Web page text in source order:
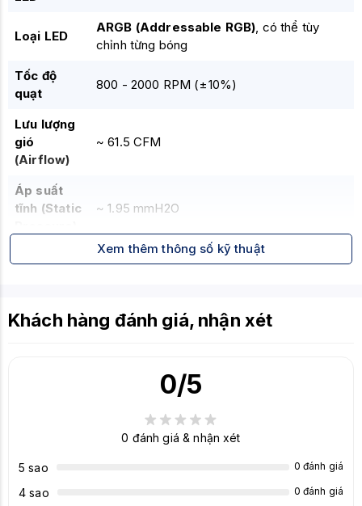
Loại LED
ARGB (Addressable RGB), có thể tùy
chỉnh từng bóng
Tốc độ
quạt
800 - 2000 RPM (±10%)
Lưu lượng
gió
(Airflow)
~ 61.5 CFM
Áp suất
tĩnh (Static
~ 1.95 mmH2O
Loại trục
4-pin PWM (Để điều tốc)
3-pin ARGB (5V)
Xem thêm thông số kỹ thuật
Khách hàng đánh giá, nhận xét
0/5
0 đánh giá & nhận xét
5 sao 0 đánh giá
4 sao 0 đánh giá